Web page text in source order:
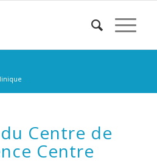
Centre de
Centre